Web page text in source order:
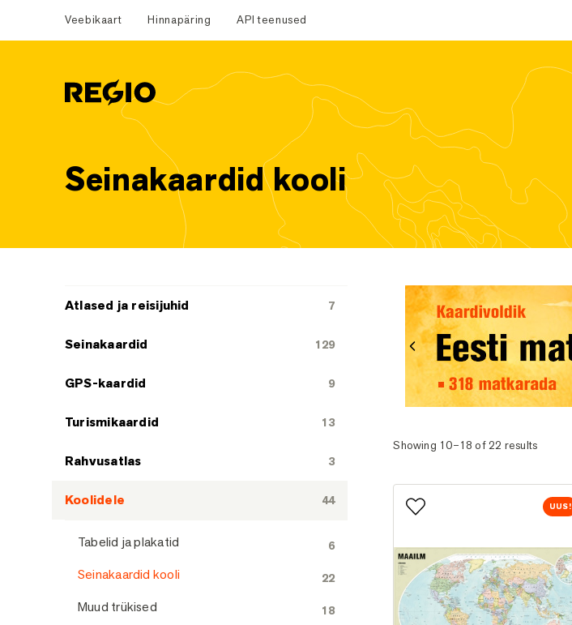
Veebikaart Hinnapäring API teenused
Regio
Seinakaardid kooli
Eelmine
Showing 10–18 of 22 results
UUS!
Atlased ja reisijuhid 7
Seinakaardid 129
GPS-kaardid 9
Turismikaardid 13
Rahvusatlas 3
Koolidele 44
Tabelid ja plakatid 6
Seinakaardid kooli 22
Muud trükised 18